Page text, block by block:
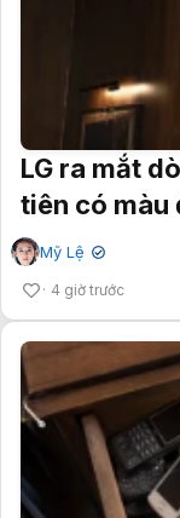
LG ra mắt
tiên có màu
Mỹ Lệ ✔
4 giờ trước